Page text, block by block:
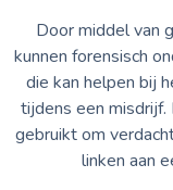
Door middel van
kunnen forensisch
die kan helpen bij
tijdens een
gebruikt om
linken aan